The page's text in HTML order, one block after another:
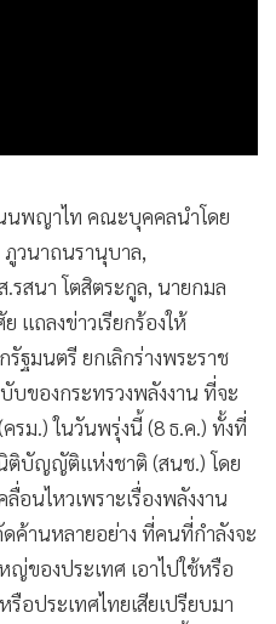
นนพญาไท คณะบุคคลนำโดย
วนาถนรานุบาล,
รสนา โตสิตระกูล, นายกมล
แถลงข่าวเรียกร้องให้
ฐมนตรี ยกเลิกร่างพระราช
ของกระทรวงพลังงาน ที่จะ
ม.) ในวันพรุ่งนี้ (8 ธ.ค.) ทั้งที่
ติบัญญัติแห่งชาติ (สนช.) โดย
อนไหวเพราะเรื่องพลังงาน
ค้านหลายอย่าง ที่คนที่กำลังจะ
ญ่ของประเทศ เอาไปใช้หรือ
อประเทศไทยเสียเปรียบมา